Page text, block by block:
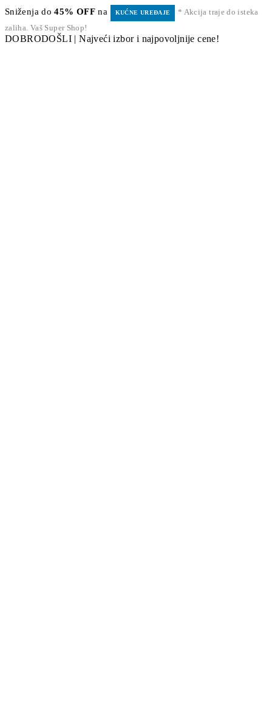
Sniženja do45% OFF na KUĆNE UREĐAJE
* Akcija traje do isteka
zaliha. Vaš Super Shop!
DOBRODOŠLI | Najveći izbor i najpovoljnije cene!